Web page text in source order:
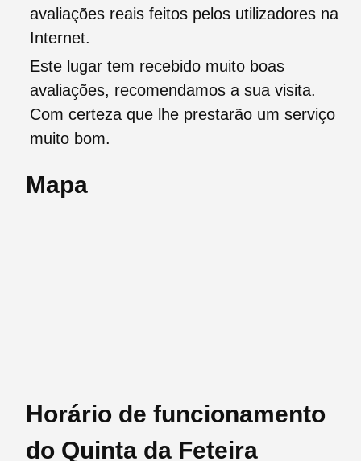
avaliações reais feitos pelos utilizadores na
Internet.
Este lugar tem recebido muito boas
avaliações, recomendamos a sua visita.
Com certeza que lhe prestarão um serviço
muito bom.
Mapa
Horário de funcionamento
do Quinta da Feteira